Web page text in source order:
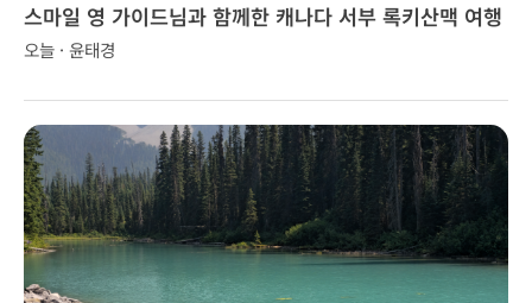
스마일 영 가이드님과 함께한 캐나다 서부 록키산맥 여행
오늘 · 윤태경